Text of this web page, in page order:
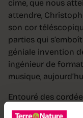
cime, que nous
attendre,
son cor
parties qui
géniale invention
ingénieur de
musique,
Entouré des
temps que nous, il